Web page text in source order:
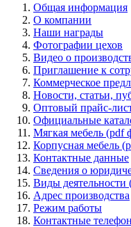
Общая информация
О компании
Наши награды
Фотографии цехов
Видео о
Приглашение к
Коммерческое
Новости, статьи,
Оптовый прайс-
Официальные
Мягкая мебель (pdf
Корпусная мебель
Контактные данные
Сведения о
Виды
Адрес производства
Режим работы
Контактные